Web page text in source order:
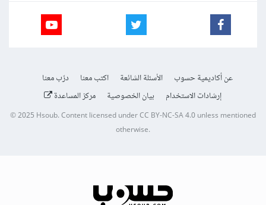
عن أكاديمية حسوب الأسئلة الشائعة اكتب معنا
درّب معنا
إرشادات الاستخدام
بيان الخصوصية مركز المساعدة
© 2025Hsoub.Content licensed underCC BY-NC-SA 4.0unless mentioned
otherwise.